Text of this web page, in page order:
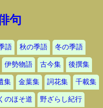
句
語 秋の季語 冬の季語
伊勢物語 古今集 後撰集
集 金葉集 詞花集 千載集
のほそ道 野ざらし紀行